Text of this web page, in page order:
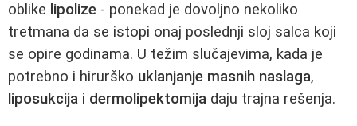
oblike lipolize - ponekad je dovoljno nekoliko
tretmana da se istopi onaj poslednji sloj salca koji
se opire godinama. U težim slučajevima, kada je
potrebno i hirurško uklanjanje masnih naslaga,
liposukcija i dermolipektomija daju trajna rešenja.